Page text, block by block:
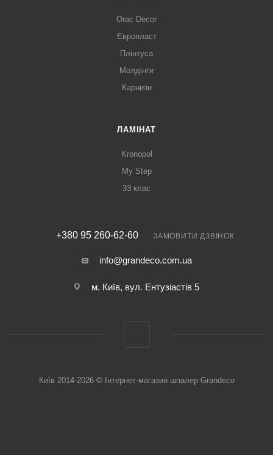
Orac Decor
Європласт
Плінтуса
Молдінги
Карнизи
ЛАМІНАТ
Kronopol
My Step
33 клас
+380 95 260-62-60 ЗАМОВИТИ ДЗВІНОК
info@grandeco.com.ua
м. Київ, вул. Ентузіастів 5
Київ 2014-2026 © Інтернет-магазин шпалер Grandeco